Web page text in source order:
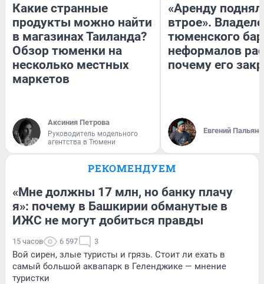
Какие странные
продукты можно найти
в магазинах Таиланда?
Обзор тюменки на
несколько местных
маркетов
Аксиния Петрова
Руководитель модельного
агентства в Тюмени
«Аренду
втрое».
тюменского
неформалов
почему его
Евгений
РЕКОМЕНДУЕМ
«Мне должны 17 млн, но банку плачу
я»: почему в Башкирии обманутые в
ИЖС не могут добиться правды
15 часов 6 597 3
Вой сирен, злые туристы и грязь. Стоит ли ехать в
самый большой аквапарк в Геленджике — мнение
туристки